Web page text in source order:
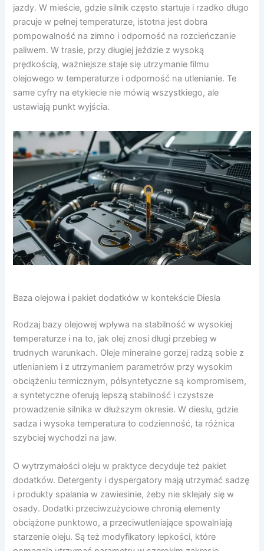
jazdy. W mieście, gdzie silnik często startuje i rzadko długo
pracuje w pełnej temperaturze, istotna jest dobra
pompowalność na zimno i odporność na rozcieńczanie
paliwem. W trasie, przy długiej jeździe z wysoką
prędkością, ważniejsze staje się utrzymanie filmu
olejowego w temperaturze i odporność na utlenianie. Te
same cyfry na etykiecie nie mówią wszystkiego, ale
ustawiają punkt wyjścia.
Baza olejowa i pakiet dodatków w kontekście Diesla
Rodzaj bazy olejowej wpływa na stabilność w wysokiej
temperaturze i na to, jak olej znosi długi przebieg w
trudnych warunkach. Oleje mineralne gorzej radzą sobie z
utlenianiem i z utrzymaniem parametrów przy wysokim
obciążeniu termicznym, półsyntetyczne są kompromisem,
a syntetyczne oferują lepszą stabilność i czystsze
prowadzenie silnika w dłuższym okresie. W dieslu, gdzie
sadza i wysoka temperatura to codzienność, ta różnica
szybciej wychodzi na jaw.
O wytrzymałości oleju w praktyce decyduje też pakiet
dodatków. Detergenty i dyspergatory mają utrzymać sadzę
i produkty spalania w zawiesinie, żeby nie sklejały się w
osady. Dodatki przeciwzużyciowe chronią elementy
obciążone punktowo, a przeciwutleniające spowalniają
starzenie oleju. Są też modyfikatory lepkości, które